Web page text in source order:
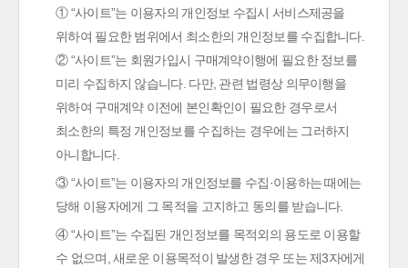
① “사이트”는 이용자의 개인정보 수집시 서비스제공을
위하여 필요한 범위에서 최소한의 개인정보를 수집합니다.
② “사이트”는 회원가입시 구매계약이행에 필요한 정보를
미리 수집하지 않습니다. 다만, 관련 법령상 의무이행을
위하여 구매계약 이전에 본인확인이 필요한 경우로서
최소한의 특정 개인정보를 수집하는 경우에는 그러하지
아니합니다.
③ “사이트”는 이용자의 개인정보를 수집·이용하는 때에는
당해 이용자에게 그 목적을 고지하고 동의를 받습니다.
④ “사이트”는 수집된 개인정보를 목적외의 용도로 이용할
수 없으며, 새로운 이용목적이 발생한 경우 또는 제3자에게